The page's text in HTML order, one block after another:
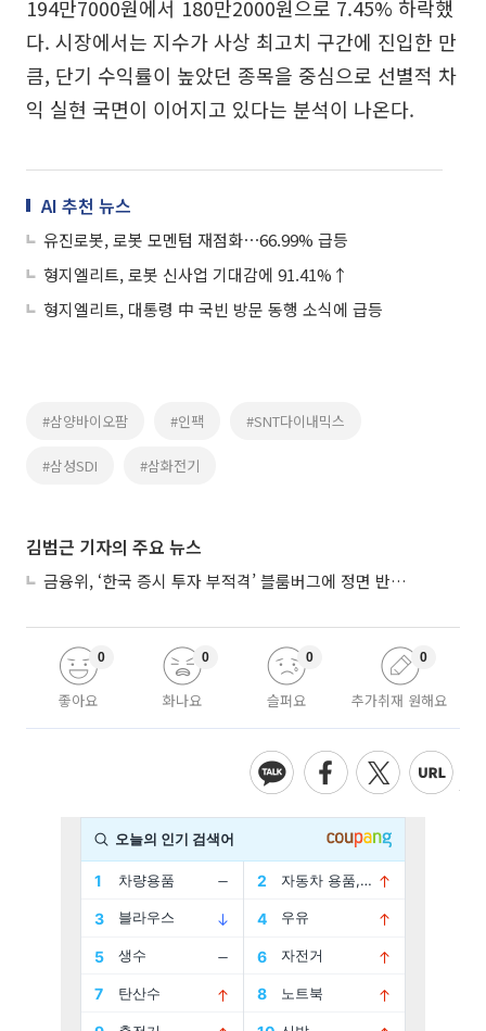
194만7000원에서 180만2000원으로 7.45% 하락했
다. 시장에서는 지수가 사상 최고치 구간에 진입한 만
큼, 단기 수익률이 높았던 종목을 중심으로 선별적 차
익 실현 국면이 이어지고 있다는 분석이 나온다.
AI 추천 뉴스
유진로봇, 로봇 모멘텀 재점화⋯66.99% 급등
형지엘리트, 로봇 신사업 기대감에 91.41%↑
형지엘리트, 대통령 中 국빈 방문 동행 소식에 급등
#삼양바이오팜 #인팩 #SNT다이내믹스
#삼성SDI #삼화전기
김범근 기자의 주요 뉴스
금융위, ‘한국 증시 투자 부적격’ 블룸버그에 정면 반박…“근거 불분명”
좋아요
0
화나요
0
슬퍼요
0
추가취재 원해요
0